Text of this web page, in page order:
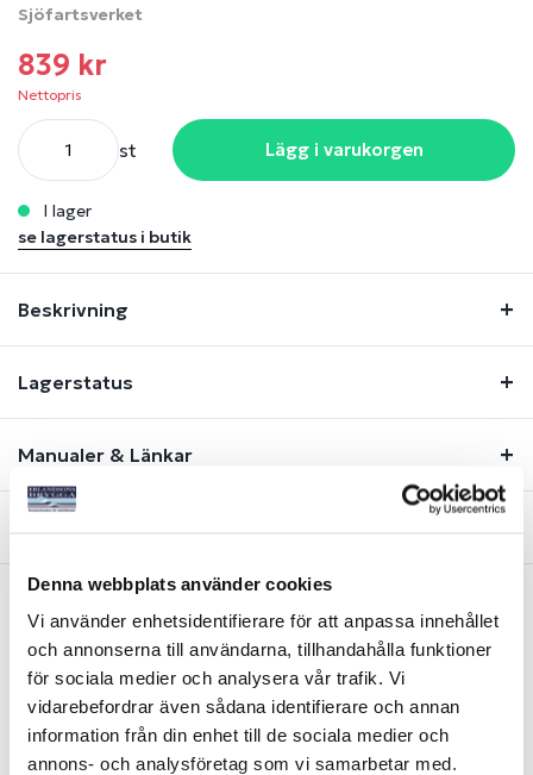
Denna webbplats använder cookies
Vi använder enhetsidentifierare för att anpassa innehållet
och annonserna till användarna, tillhandahålla funktioner
för sociala medier och analysera vår trafik. Vi
vidarebefordrar även sådana identifierare och annan
information från din enhet till de sociala medier och
annons- och analysföretag som vi samarbetar med.
Sjöfartsverket
839 kr
Nettopris
st Lägg i varukorgen
i lager
se lagerstatus i butik
Beskrivning
Lagerstatus
Manualer & Länkar
Liknande produkter